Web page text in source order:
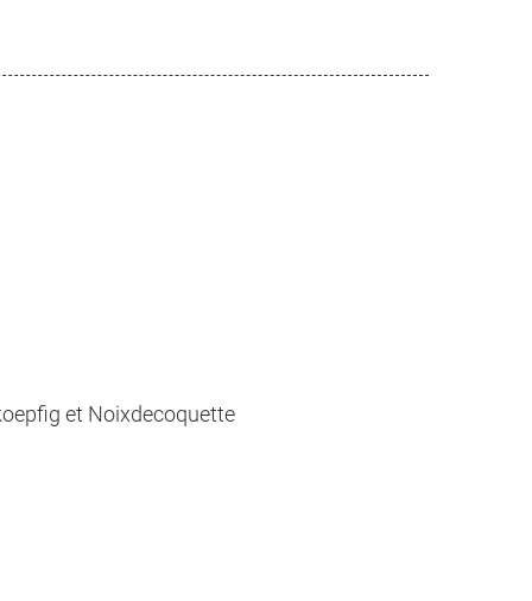
et Noixdecoquette